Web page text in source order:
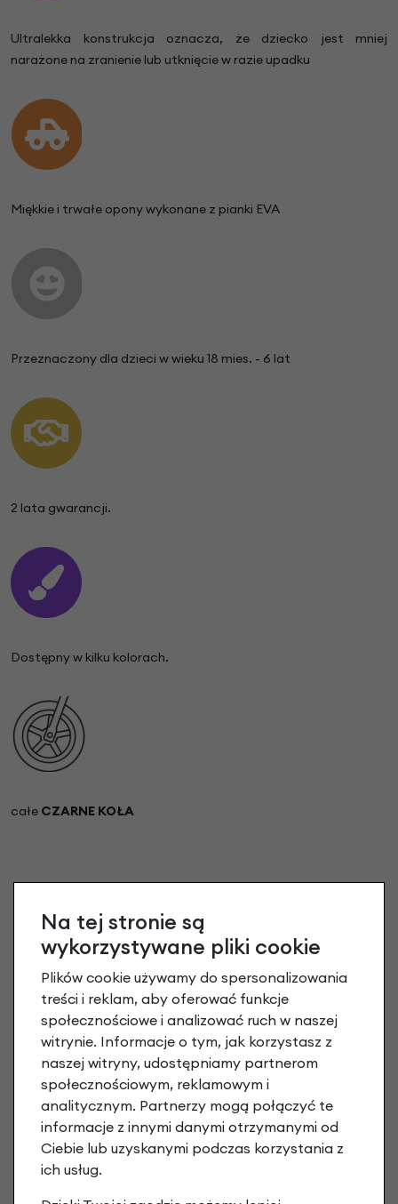
Ultralekka konstrukcja oznacza, że dziecko jest mniej
narażone na zranienie lub utknięcie w razie upadku
Miękkie i trwałe opony wykonane z pianki EVA
Przeznaczony dla dzieci w wieku 18 mies. - 6 lat
2 lata gwarancji.
Dostępny w kilku kolorach.
całe CZARNE KOŁA
Na tej stronie są
wykorzystywane pliki cookie
Plików cookie używamy do spersonalizowania
treści i reklam, aby oferować funkcje
społecznościowe i analizować ruch w naszej
witrynie. Informacje o tym, jak korzystasz z
naszej witryny, udostępniamy partnerom
społecznościowym, reklamowym i
analitycznym. Partnerzy mogą połączyć te
informacje z innymi danymi otrzymanymi od
Ciebie lub uzyskanymi podczas korzystania z
ich usług.